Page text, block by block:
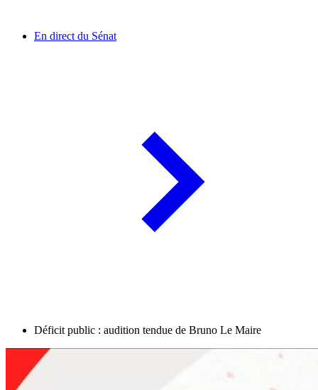
En direct du Sénat
Déficit public : audition tendue de Bruno Le Maire